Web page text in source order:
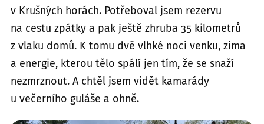
v Krušných horách. Potřeboval jsem rezervu
na cestu zpátky a pak ještě zhruba 35 kilometrů
z vlaku domů. K tomu dvě vlhké noci venku, zima
a energie, kterou tělo spálí jen tím, že se snaží
nezmrznout. A chtěl jsem vidět kamarády
u večerního guláše a ohně.